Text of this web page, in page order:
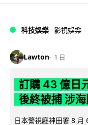
科技娛樂 影視娛樂
Lawton 1 日
訂購 43 億日
後終被捕 涉
日本警視廳神田署 8 月